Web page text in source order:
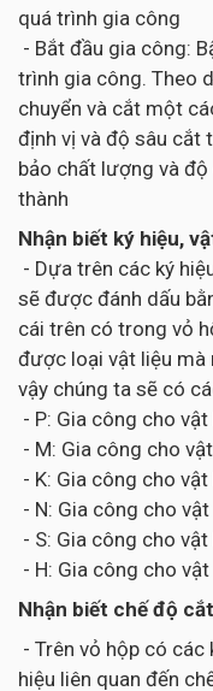
quá trình gia công
- Bắt đầu gia công:
trình gia công. Theo
chuyển và cắt một
định vị và độ sâu cắt
bảo chất lượng và độ
thành
Nhận biết ký hiệu,
- Dựa trên các ký
sẽ được đánh dấu
cái trên có trong vỏ
được loại vật liệu mà
vậy chúng ta sẽ có
- P: Gia công cho vật
- M: Gia công cho
- K: Gia công cho vật
- N: Gia công cho
- S: Gia công cho
- H: Gia công cho
Nhận biết chế độ
- Trên vỏ hộp có các
hiệu liên quan đến